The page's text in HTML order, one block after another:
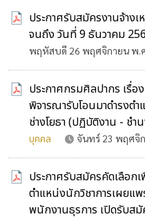
ประกาศรับสมัครงานจ้าง
จนถึง วันที่ 9 ธันวาคม
พฤหัสบดี 26 พฤศจิกายน พ.
ประกาศกรมศิลปากร เรื่อ
พิจารณารับโอนมาดำรงตำ
ช่างโยธา (ปฏิบัติงาน - ชำ
บุคคล
จันทร์ 23 พฤศจิ
ประกาศรับสมัครคัดเลือก
ตำแหน่งนักวิชาการเผยแ
พนักงานธุรการ เปิดรับส